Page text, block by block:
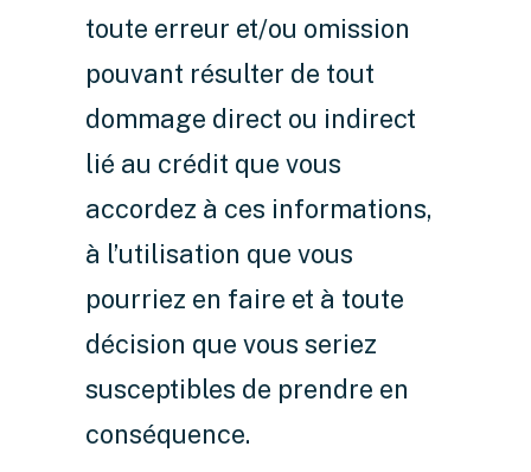
toute erreur et/ou omission
pouvant résulter de tout
dommage direct ou indirect
lié au crédit que vous
accordez à ces informations,
à l’utilisation que vous
pourriez en faire et à toute
décision que vous seriez
susceptibles de prendre en
conséquence.